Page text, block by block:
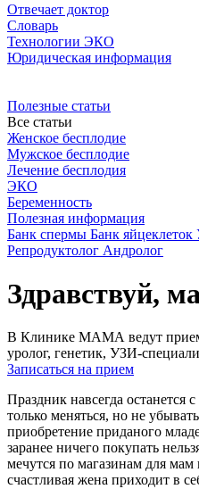
Отвечает доктор
Словарь
Технологии ЭКО
Юридическая информация
Полезные статьи
Все статьи
Женское бесплодие
Мужское бесплодие
Лечение бесплодия
ЭКО
Беременность
Полезная информация
Банк спермы Банк яйцеклеток
Репродуктолог Андролог
Здравствуй,
В Клинике МАМА ведут
уролог, генетик, УЗИ-
Записаться на прием
Праздник навсегда останется
только меняться, но не
приобретение приданого
заранее ничего покупать
мечутся по магазинам для
счастливая жена приходит в